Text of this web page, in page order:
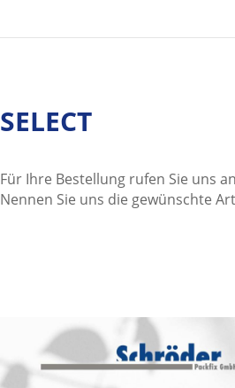
SELECT
Für Ihre Bestellung rufen Sie uns
Nennen Sie uns die gewünschte